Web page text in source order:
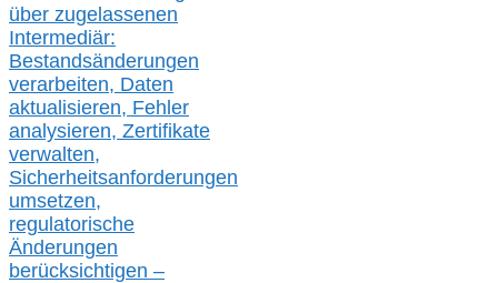
über zugelassenen
Intermediär:
Bestandsänderungen
verarbeiten, Daten
aktualisieren, Fehler
analysieren, Zertifikate
verwalten,
Sicherheitsanforderungen
umsetzen,
regulatorische
Änderungen
berücksichtigen –